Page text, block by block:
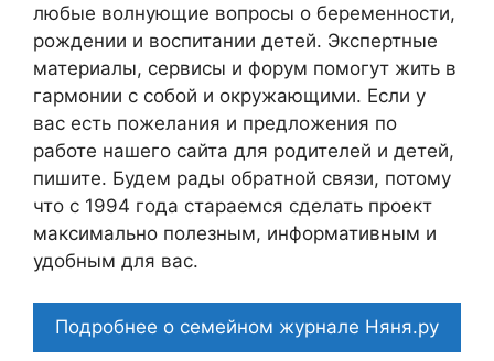
любые волнующие вопросы о беременности,
рождении и воспитании детей. Экспертные
материалы, сервисы и форум помогут жить в
гармонии с собой и окружающими. Если у
вас есть пожелания и предложения по
работе нашего сайта для родителей и детей,
пишите. Будем рады обратной связи, потому
что c 1994 года стараемся сделать проект
максимально полезным, информативным и
удобным для вас.
Подробнее о семейном журнале Няня.ру